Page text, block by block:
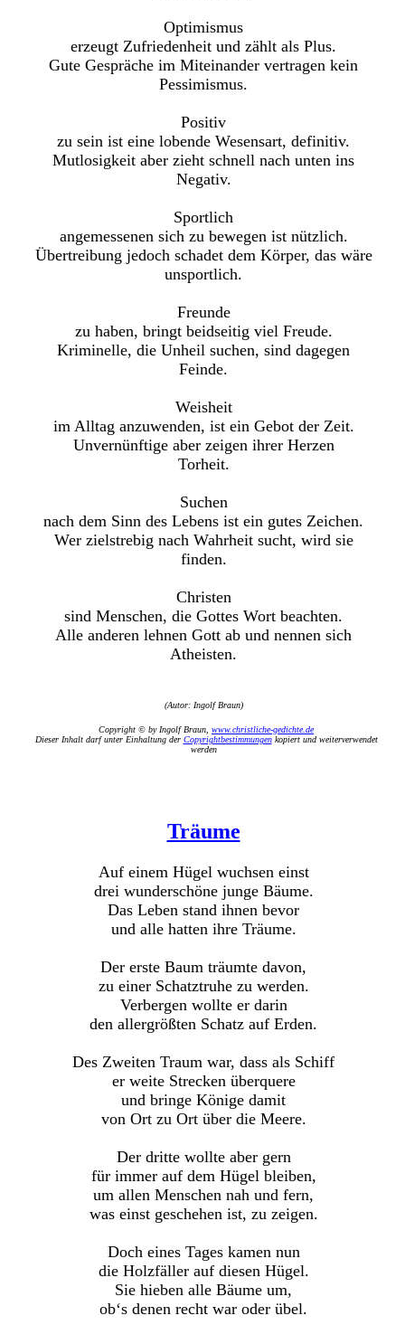
Optimismus
erzeugt Zufriedenheit und zählt als Plus.
Gute Gespräche im Miteinander vertragen kein
Pessimismus.
Positiv
zu sein ist eine lobende Wesensart, definitiv.
Mutlosigkeit aber zieht schnell nach unten ins
Negativ.
Sportlich
angemessenen sich zu bewegen ist nützlich.
Übertreibung jedoch schadet dem Körper, das wäre
unsportlich.
Freunde
zu haben, bringt beidseitig viel Freude.
Kriminelle, die Unheil suchen, sind dagegen
Feinde.
Weisheit
im Alltag anzuwenden, ist ein Gebot der Zeit.
Unvernünftige aber zeigen ihrer Herzen
Torheit.
Suchen
nach dem Sinn des Lebens ist ein gutes Zeichen.
Wer zielstrebig nach Wahrheit sucht, wird sie
finden.
Christen
sind Menschen, die Gottes Wort beachten.
Alle anderen lehnen Gott ab und nennen sich
Atheisten.
(Autor: Ingolf Braun)
Copyright © by Ingolf Braun, www.christliche-gedichte.de
Dieser Inhalt darf unter Einhaltung der Copyrightbestimmungenkopiert und weiterverwendet
werden
Träume
Auf einem Hügel wuchsen einst
drei wunderschöne junge Bäume.
Das Leben stand ihnen bevor
und alle hatten ihre Träume.
Der erste Baum träumte davon,
zu einer Schatztruhe zu werden.
Verbergen wollte er darin
den allergrößten Schatz auf Erden.
Des Zweiten Traum war, dass als Schiff
er weite Strecken überquere
und bringe Könige damit
von Ort zu Ort über die Meere.
Der dritte wollte aber gern
für immer auf dem Hügel bleiben,
um allen Menschen nah und fern,
was einst geschehen ist, zu zeigen.
Doch eines Tages kamen nun
die Holzfäller auf diesen Hügel.
Sie hieben alle Bäume um,
ob‘s denen recht war oder übel.